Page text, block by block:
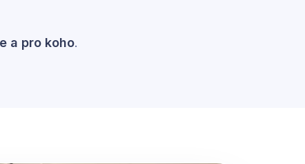
a pro koho.